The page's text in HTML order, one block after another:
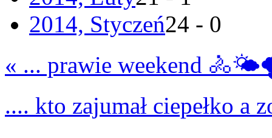
2014, Styczeń24 - 0
« ... prawie weekend
.... kto zajumał ciepełko